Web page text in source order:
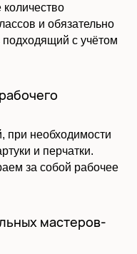
и обязательно
с учётом
при необходимости
и перчатки.
за собой рабочее
мастеров-